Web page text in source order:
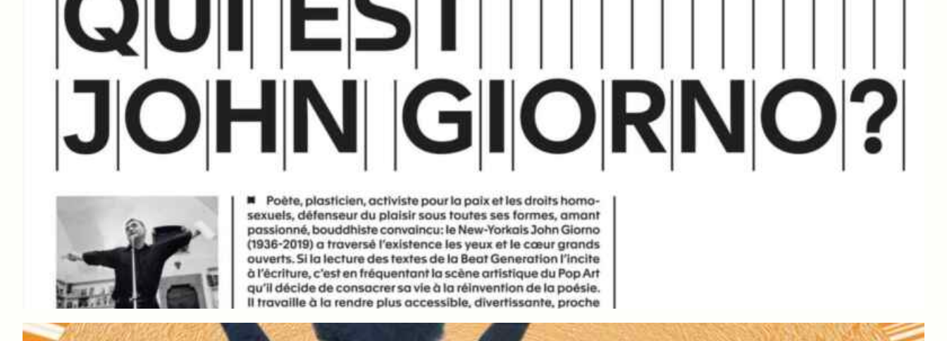
DES GLACIERS AUX BAINS DES PÂQUIS